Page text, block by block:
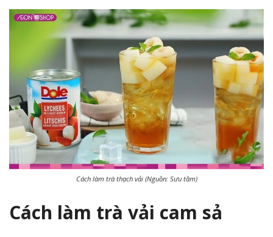
Cách làm trà thạch vải (Nguồn: Sưu tầm)
Cách làm trà vải cam sả